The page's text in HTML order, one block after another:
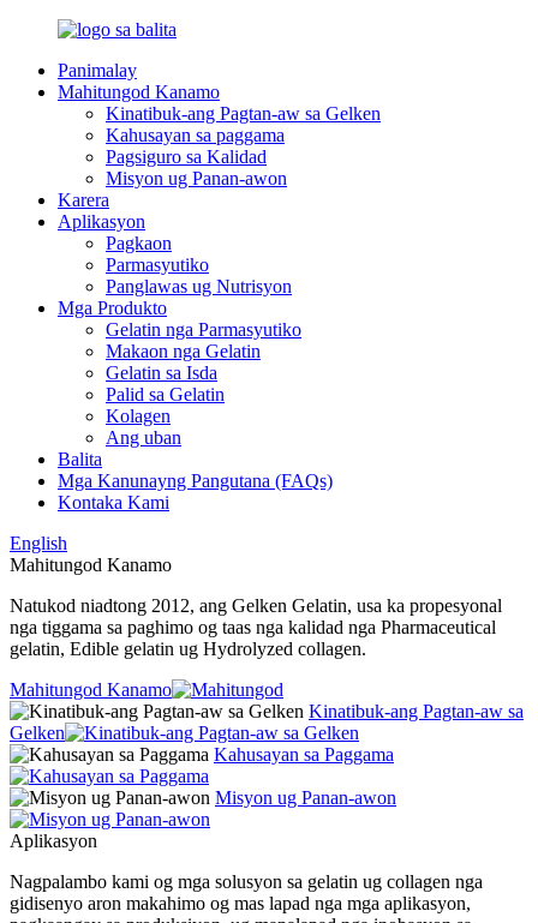
Panimalay
Mahitungod Kanamo
Kinatibuk-ang Pagtan-aw sa Gelken
Kahusayan sa paggama
Pagsiguro sa Kalidad
Misyon ug Panan-awon
Karera
Aplikasyon
Pagkaon
Parmasyutiko
Panglawas ug Nutrisyon
Mga Produkto
Gelatin nga Parmasyutiko
Makaon nga Gelatin
Gelatin sa Isda
Palid sa Gelatin
Kolagen
Ang uban
Balita
Mga Kanunayng Pangutana (FAQs)
Kontaka Kami
English
Mahitungod Kanamo
Natukod niadtong 2012, ang Gelken Gelatin, usa ka propesyonal
nga tiggama sa paghimo og taas nga kalidad nga Pharmaceutical
gelatin, Edible gelatin ug Hydrolyzed collagen.
Mahitungod Kanamo
Kinatibuk-ang Pagtan-aw sa
Gelken
Kahusayan sa Paggama
Misyon ug Panan-awon
Aplikasyon
Nagpalambo kami og mga solusyon sa gelatin ug collagen nga
gidisenyo aron makahimo og mas lapad nga mga aplikasyon,